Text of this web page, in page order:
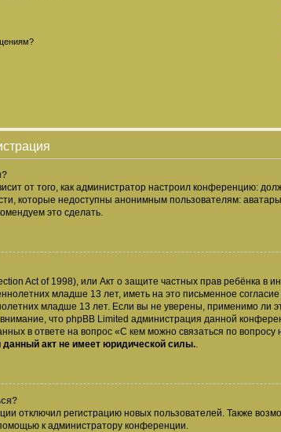
от того, как администратор настроил конференцию:
которые недоступны анонимным пользователям:
это сделать.
Act of 1998), или Акт о защите частных прав ребёнка
младше 13 лет, иметь на это письменное
младше 13 лет. Если вы не уверены, применимо ли
что phpBB Limited администрация данной
в ответе на вопрос «С кем можно связаться по
акт не имеет юридической силы.
отключил регистрацию новых пользователей. Также
к администратору конференции.